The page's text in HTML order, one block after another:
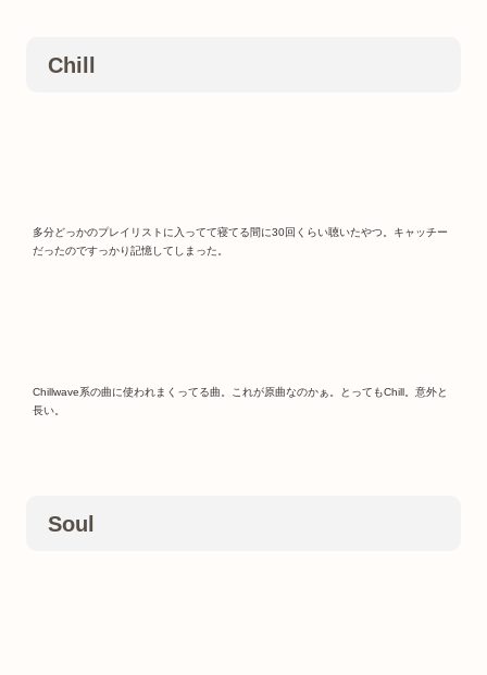
Chill
多分どっかのプレイリストに入ってて寝てる間に30回くらい聴いたやつ。キャッチー
だったのですっかり記憶してしまった。
Chillwave系の曲に使われまくってる曲。これが原曲なのかぁ。とってもChill。意外と
長い。
Soul